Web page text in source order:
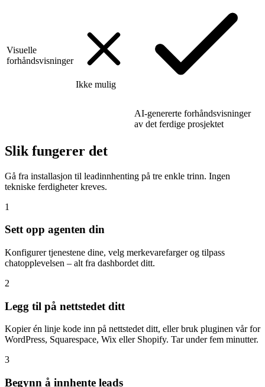
Visuelle
forhåndsvisninger
Ikke mulig
AI-genererte forhåndsvisninger
av det ferdige prosjektet
Slik fungerer det
Gå fra installasjon til leadinnhenting på tre enkle trinn. Ingen
tekniske ferdigheter kreves.
1
Sett opp agenten din
Konfigurer tjenestene dine, velg merkevarefarger og tilpass
chatopplevelsen – alt fra dashbordet ditt.
2
Legg til på nettstedet ditt
Kopier én linje kode inn på nettstedet ditt, eller bruk pluginen vår for
WordPress, Squarespace, Wix eller Shopify. Tar under fem minutter.
3
Begynn å innhente leads